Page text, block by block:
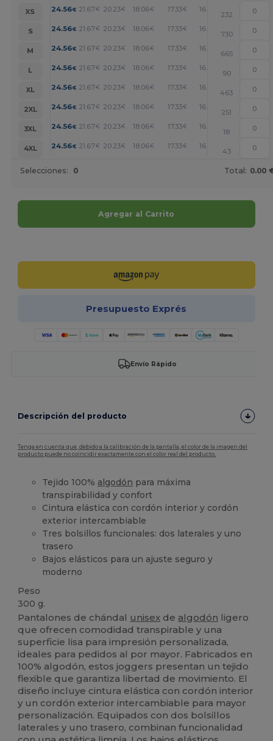
XS 24.56€ 21.67€ 20.23€ 18.06€ 17.33€ 16.61 +
232
S
24.56€ 21.67€ 20.23€ 18.06€ 17.33€ 16.61 +
730
M
24.56€ 21.67€ 20.23€ 18.06€ 17.33€ 16.61 +
665
L
24.56€ 21.67€ 20.23€ 18.06€ 17.33€ 16.61 +
90
XL
24.56€ 21.67€ 20.23€ 18.06€ 17.33€ 16.61 +
463
2XL
24.56€ 21.67€ 20.23€ 18.06€ 17.33€ 16.61 +
251
3XL
24.56€ 21.67€ 20.23€ 18.06€ 17.33€ 16.61 +
18
4XL
24.56€ 21.67€ 20.23€ 18.06€ 17.33€ 16.61 +
43
Selecciones: 0 Total: 0.00
Agregar al Carrito
Presupuesto Exprés
Envío Rápido
Descripción del producto
Tenga en cuenta que, debido a la calibración de la pantalla, el color de la imagen del
producto puede no coincidir exactamente con el color real del producto.
Tejido 100% algodón para máxima
transpirabilidad y confort
Cintura elástica con cordón interior y cordón
exterior intercambiable
Tres bolsillos funcionales: dos laterales y uno
trasero
Bajos elásticos para un ajuste seguro y
moderno
Peso
300 g.
Pantalones de chándal unisex de algodón ligero
que ofrecen comodidad transpirable y una
superficie lisa para impresión personalizada,
ideales para pedidos al por mayor. Fabricados en
100% algodón, estos joggers presentan un tejido
flexible que garantiza libertad de movimiento. El
diseño incluye cintura elástica con cordón interior
y un cordón exterior intercambiable para mayor
personalización. Equipados con dos bolsillos
laterales y uno trasero, combinan funcionalidad